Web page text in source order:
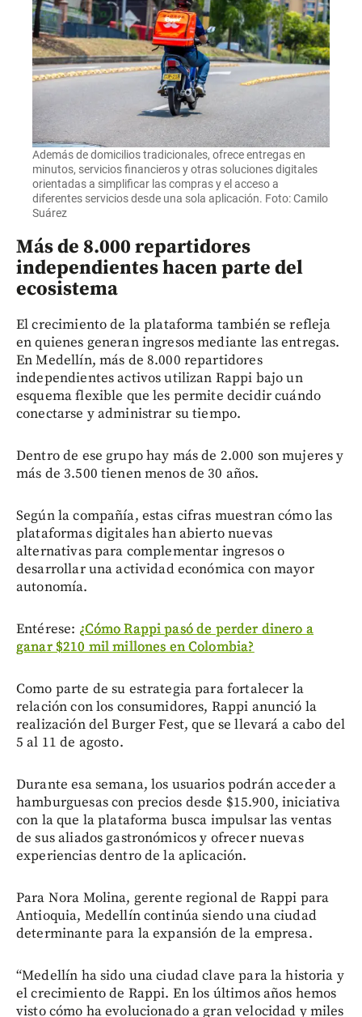
Además de domicilios tradicionales, ofrece entregas en
minutos, servicios financieros y otras soluciones digitales
orientadas a simplificar las compras y el acceso a
diferentes servicios desde una sola aplicación. Foto: Camilo
Suárez
Más de 8.000 repartidores
independientes hacen parte del
ecosistema
El crecimiento de la plataforma también se refleja
en quienes generan ingresos mediante las entregas.
En Medellín, más de 8.000 repartidores
independientes activos utilizan Rappi bajo un
esquema flexible que les permite decidir cuándo
conectarse y administrar su tiempo.
Dentro de ese grupo hay más de 2.000 son mujeres y
más de 3.500 tienen menos de 30 años.
Según la compañía, estas cifras muestran cómo las
plataformas digitales han abierto nuevas
alternativas para complementar ingresos o
desarrollar una actividad económica con mayor
autonomía.
Entérese: ¿Cómo Rappi pasó de perder dinero a
ganar $210 mil millones en Colombia?
Como parte de su estrategia para fortalecer la
relación con los consumidores, Rappi anunció la
realización del Burger Fest, que se llevará a cabo del
5 al 11 de agosto.
Durante esa semana, los usuarios podrán acceder a
hamburguesas con precios desde $15.900, iniciativa
con la que la plataforma busca impulsar las ventas
de sus aliados gastronómicos y ofrecer nuevas
experiencias dentro de la aplicación.
Para Nora Molina, gerente regional de Rappi para
Antioquia, Medellín continúa siendo una ciudad
determinante para la expansión de la empresa.
“Medellín ha sido una ciudad clave para la historia y
el crecimiento de Rappi. En los últimos años hemos
visto cómo ha evolucionado a gran velocidad y miles